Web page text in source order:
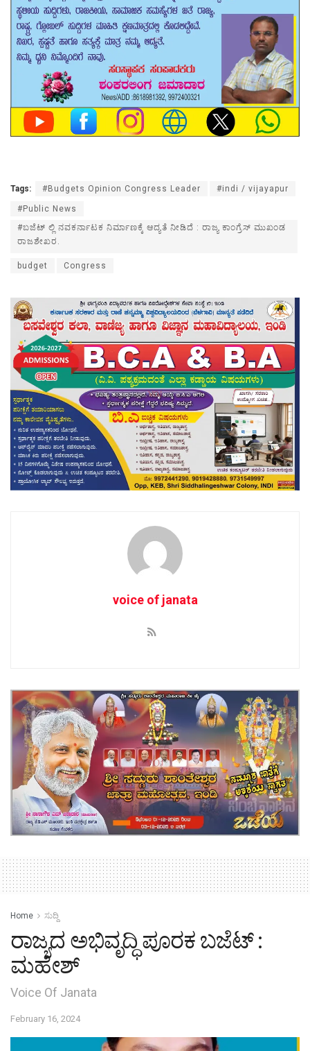
Tags: #Budgets Opinion Congress Leader #indi / vijayapur
#Public News
#ಬಜೆಟ್ ಲ್ಲಿ ನವಕರ್ನಾಟಕ ನಿರ್ಮಾಣಕ್ಕೆ ಆದ್ಯತೆ ನೀಡಿದೆ : ರಾಜ್ಯ ಕಾಂಗ್ರೆಸ್ ಮುಖಂಡ
ರಾಜಶೇಖರ.
budget Congress
voice of janata
Home ಸುದ್ದಿ
ರಾಜ್ಯದ ಅಭಿವೃದ್ಧಿ ಪೂರಕ ಬಜೆಟ್ :
ಮಹೇಶ್
Voice Of Janata
February 16, 2024